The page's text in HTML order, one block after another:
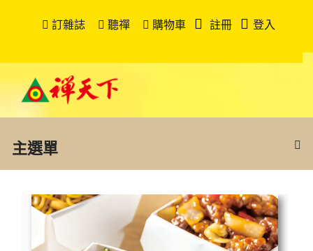
訂雜誌 聽禪 購物車 註冊 登入
主選單